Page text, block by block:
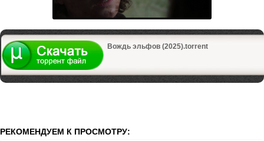
Вождь эльфов (2025).torrent
РЕКОМЕНДУЕМ К ПРОСМОТРУ: